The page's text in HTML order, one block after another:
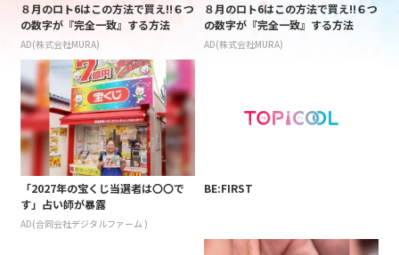
８月のロト6はこの方法で買え!!６つ
の数字が『完全一致』する方法
AD(株式会社MURA)
８月のロト6はこの方法で買え!!６つ
の数字が『完全一致』する方法
AD(株式会社MURA)
「2027年の宝くじ当選者は〇〇で
す」占い師が暴露
AD(合同会社デジタルファーム )
BE:FIRST